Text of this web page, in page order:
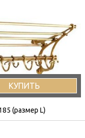
КУПИТЬ
(размер L)